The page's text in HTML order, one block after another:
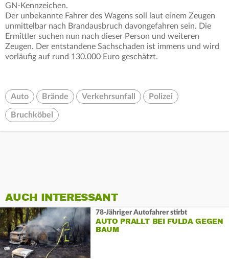
GN-Kennzeichen.
Der unbekannte Fahrer des Wagens soll laut einem Zeugen
unmittelbar nach Brandausbruch davongefahren sein. Die
Ermittler suchen nun nach dieser Person und weiteren
Zeugen. Der entstandene Sachschaden ist immens und wird
vorläufig auf rund 130.000 Euro geschätzt.
Auto Brände Verkehrsunfall Polizei
Bruchköbel
AUCH INTERESSANT
78-Jähriger Autofahrer stirbt
AUTO PRALLT BEI FULDA GEGEN
BAUM